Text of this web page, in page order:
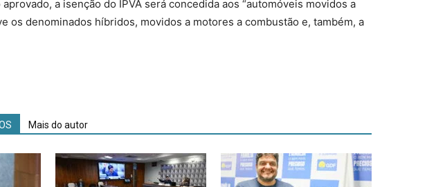
a isenção do IPVA será concedida aos “automóveis movidos a
os denominados híbridos, movidos a motores a combustão e, também, a
Mais do autor